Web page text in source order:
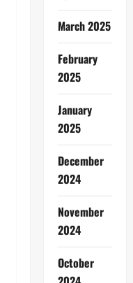
March 2025
February
2025
January
2025
December
2024
November
2024
October